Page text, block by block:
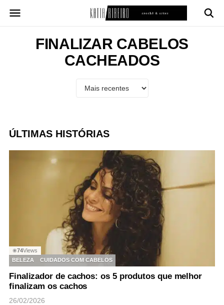
para
FINALIZAR CABELOS
CACHEADOS
ÚLTIMAS HISTÓRIAS
◉74Views
BELEZA
CUIDADOS COM CABELOS
Finalizador de cachos: os 5 produtos que melhor
finalizam os cachos
26/02/2026